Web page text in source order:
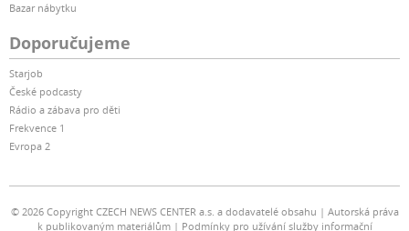
Bazar nábytku
Doporučujeme
Starjob
České podcasty
Rádio a zábava pro děti
Frekvence 1
Evropa 2
© 2026 Copyright CZECH NEWS CENTER a.s. a dodavatelé obsahu
Autorská práva
k publikovaným materiálům
Podmínky pro užívání služby informační